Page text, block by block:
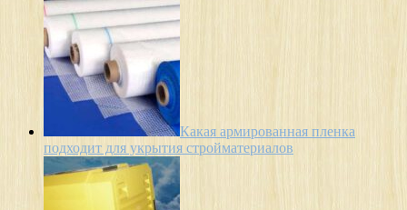
Какая армированная пленка
подходит для укрытия стройматериалов